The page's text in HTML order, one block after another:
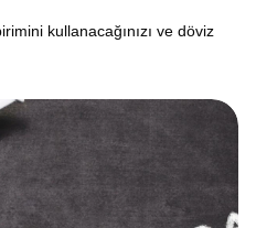
kullanacağınızı ve döviz